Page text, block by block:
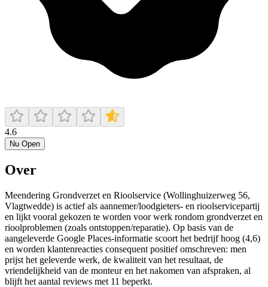
4.6
Nu Open
Over
Meendering Grondverzet en Rioolservice (Wollinghuizerweg 56,
Vlagtwedde) is actief als aannemer/loodgieters- en rioolservicepartij
en lijkt vooral gekozen te worden voor werk rondom grondverzet en
rioolproblemen (zoals ontstoppen/reparatie). Op basis van de
aangeleverde Google Places-informatie scoort het bedrijf hoog (4,6)
en worden klantenreacties consequent positief omschreven: men
prijst het geleverde werk, de kwaliteit van het resultaat, de
vriendelijkheid van de monteur en het nakomen van afspraken, al
blijft het aantal reviews met 11 beperkt.